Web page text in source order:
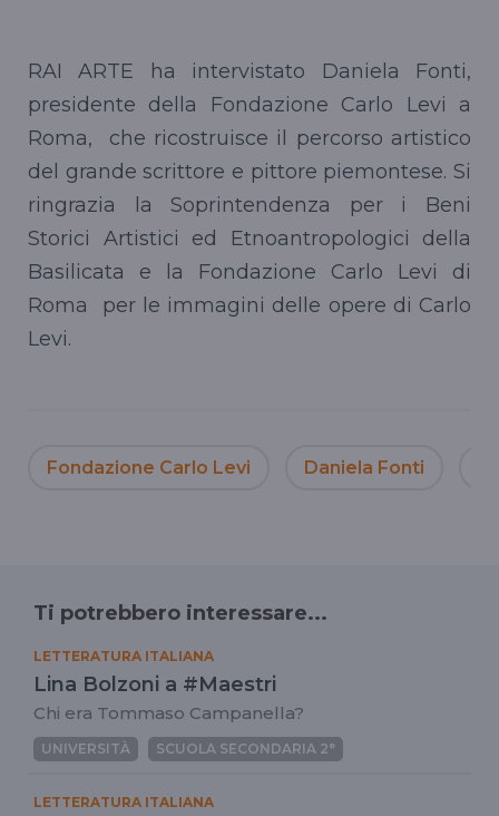
RAI ARTE ha intervistato Daniela Fonti,
presidente della Fondazione Carlo Levi a
Roma, che ricostruisce il percorso artistico
del grande scrittore e pittore piemontese. Si
ringrazia la Soprintendenza per i Beni
Storici Artistici ed Etnoantropologici della
Basilicata e la Fondazione Carlo Levi di
Roma per le immagini delle opere di Carlo
Levi.
Fondazione Carlo Levi Daniela Fonti
Ti potrebbero interessare...
LETTERATURA ITALIANA
Lina Bolzoni a #Maestri
Chi era Tommaso Campanella?
UNIVERSITÀ SCUOLA SECONDARIA 2°
LETTERATURA ITALIANA